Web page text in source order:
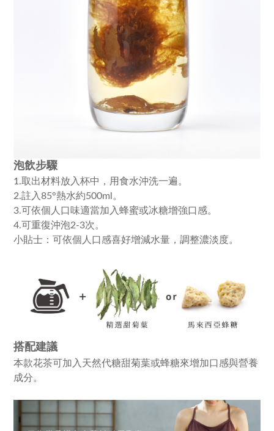
泡飲步驟
1.取出材料放入杯中，用食水沖洗一遍。
2.註入85°熱水約500ml。
3.可依個人口味適當加入蜂蜜或冰糖增強口感。
4.可重復沖泡2-3次。
小貼士：可依個人口感喜好增減水量，調整濃淡度。
搭配建議
本款花茶可加入天然代糖甜菊葉或蜂糖來增加口感與營養
成分。